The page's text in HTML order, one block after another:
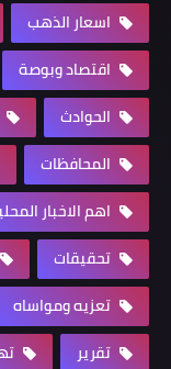
اسعار الذهب
اقتصاد وبوصة
الحوادث
المحافظات
اهم الاخبار
تحقيقات
تعزيه ومواساه
تقرير